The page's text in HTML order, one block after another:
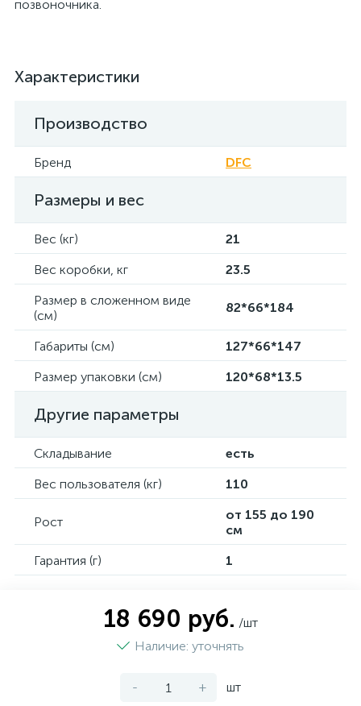
позвоночника.
Характеристики
Производство
Бренд DFC
Размеры и вес
Вес (кг)
21
Вес коробки, кг
23.5
Размер в сложенном виде
(см)
82*66*184
Габариты (см)
127*66*147
Размер упаковки (см)
120*68*13.5
Другие параметры
Складывание
есть
Вес пользователя (кг)
110
Рост
от 155 до 190
см
Гарантия (г)
1
18 690 руб. /шт
Наличие: уточнять
- + шт